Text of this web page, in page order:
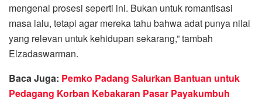
mengenal prosesi seperti ini. Bukan untuk romantisasi
masa lalu, tetapi agar mereka tahu bahwa adat punya nilai
yang relevan untuk kehidupan sekarang,” tambah
Elzadaswarman.
Baca Juga: Pemko Padang Salurkan Bantuan untuk
Pedagang Korban Kebakaran Pasar Payakumbuh